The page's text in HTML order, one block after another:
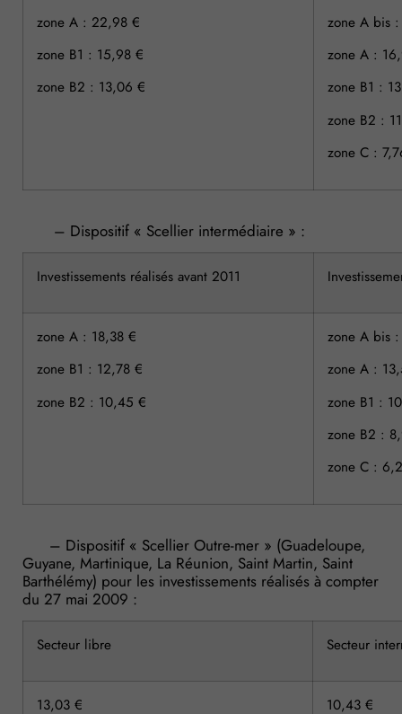
zone A : 22,98 €
zone B1 : 15,98 €
zone B2 : 13,06 €
zone A bis
zone A :
zone B1 :
zone B2 :
zone C :
– Dispositif « Scellier intermédiaire » :
Investissements réalisés avant 2011
zone A : 18,38 €
zone B1 : 12,78 €
zone B2 : 10,45 €
zone A bis
zone A :
zone B1 :
zone B2 :
zone C :
– Dispositif « Scellier Outre-mer » (Guadeloupe,
Guyane, Martinique, La Réunion, Saint Martin, Saint
Barthélémy) pour les investissements réalisés à compter
du 27 mai 2009 :
Secteur libre Secteur
13,03 € 10,43 €